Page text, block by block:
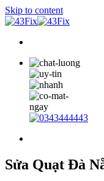
Skip to content
Sửa Quạt Đà